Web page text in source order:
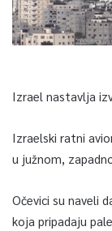
Izrael nastavlja
Izraelski ratni
u južnom,
Očevici su naveli
koja pripadaju